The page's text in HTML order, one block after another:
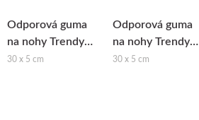
Odporová guma
na nohy Trendy
Tone-Loop -
30 x 5 cm
Odporová guma
na nohy Trendy
Tone-Loop - lehká
30 x 5 cm